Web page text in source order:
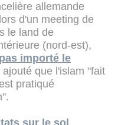
allemande
d'un meeting de
le land de
(nord-est),
importé le
ajouté que l'islam "fait
pratiqué
sur le sol